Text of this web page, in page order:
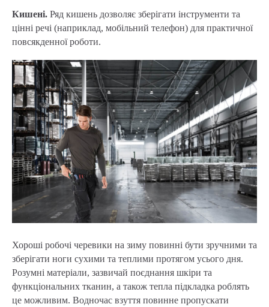
Кишені. Ряд кишень дозволяє зберігати інструменти та
цінні речі (наприклад, мобільний телефон) для практичної
повсякденної роботи.
Хороші робочі черевики на зиму повинні бути зручними та
зберігати ноги сухими та теплими протягом усього дня.
Розумні матеріали, зазвичай поєднання шкіри та
функціональних тканин, а також тепла підкладка роблять
це можливим. Водночас взуття повинне пропускати